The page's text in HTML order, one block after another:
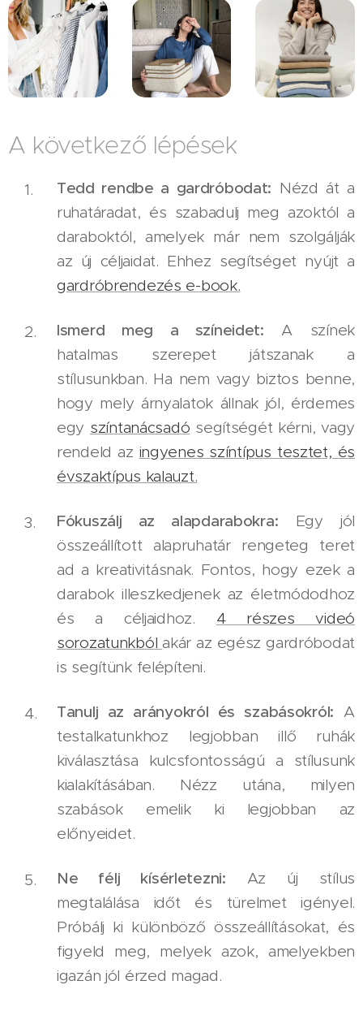
A következő lépések
Tedd rendbe a gardróbodat: Nézd át a
ruhatáradat, és szabadulj meg azoktól a
daraboktól, amelyek már nem szolgálják
az új céljaidat. Ehhez segítséget nyújt a
gardróbrendezés e-book.
Ismerd meg a színeidet: A színek
hatalmas szerepet játszanak a
stílusunkban. Ha nem vagy biztos benne,
hogy mely árnyalatok állnak jól, érdemes
egy színtanácsadó segítségét kérni, vagy
rendeld az ingyenes színtípus tesztet, és
évszaktípus kalauzt.
Fókuszálj az alapdarabokra: Egy jól
összeállított alapruhatár rengeteg teret
ad a kreativitásnak. Fontos, hogy ezek a
darabok illeszkedjenek az életmódodhoz
és a céljaidhoz. 4 részes videó
sorozatunkból akár az egész gardróbodat
is segítünk felépíteni.
Tanulj az arányokról és szabásokról: A
testalkatunkhoz legjobban illő ruhák
kiválasztása kulcsfontosságú a stílusunk
kialakításában. Nézz utána, milyen
szabások emelik ki legjobban az
előnyeidet.
Ne félj kísérletezni: Az új stílus
megtalálása időt és türelmet igényel.
Próbálj ki különböző összeállításokat, és
figyeld meg, melyek azok, amelyekben
igazán jól érzed magad.